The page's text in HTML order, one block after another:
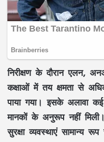
निरीक्षण के दौरान एलन,
कक्षाओं में तय क्षमता से अधिक
पाया गया। इसके अलावा
मानकों के अनुरूप नहीं
सुरक्षा व्यवस्थाएं सामान्य